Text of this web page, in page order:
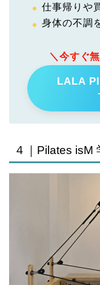
仕事帰りや
身体の不調
＼今すぐ
LALA
４｜Pilates isM